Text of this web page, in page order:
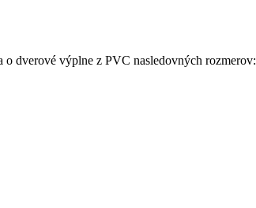
dverové výplne z PVC nasledovných rozmerov: